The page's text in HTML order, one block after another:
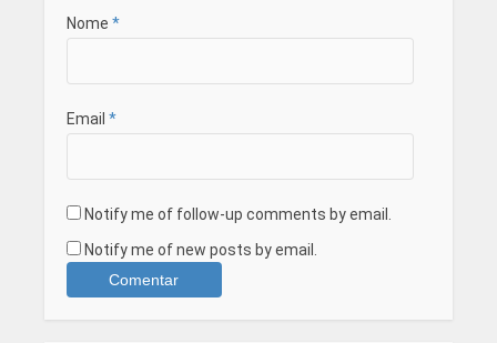
Nome *
Email *
Notify me of follow-up comments by email.
Notify me of new posts by email.